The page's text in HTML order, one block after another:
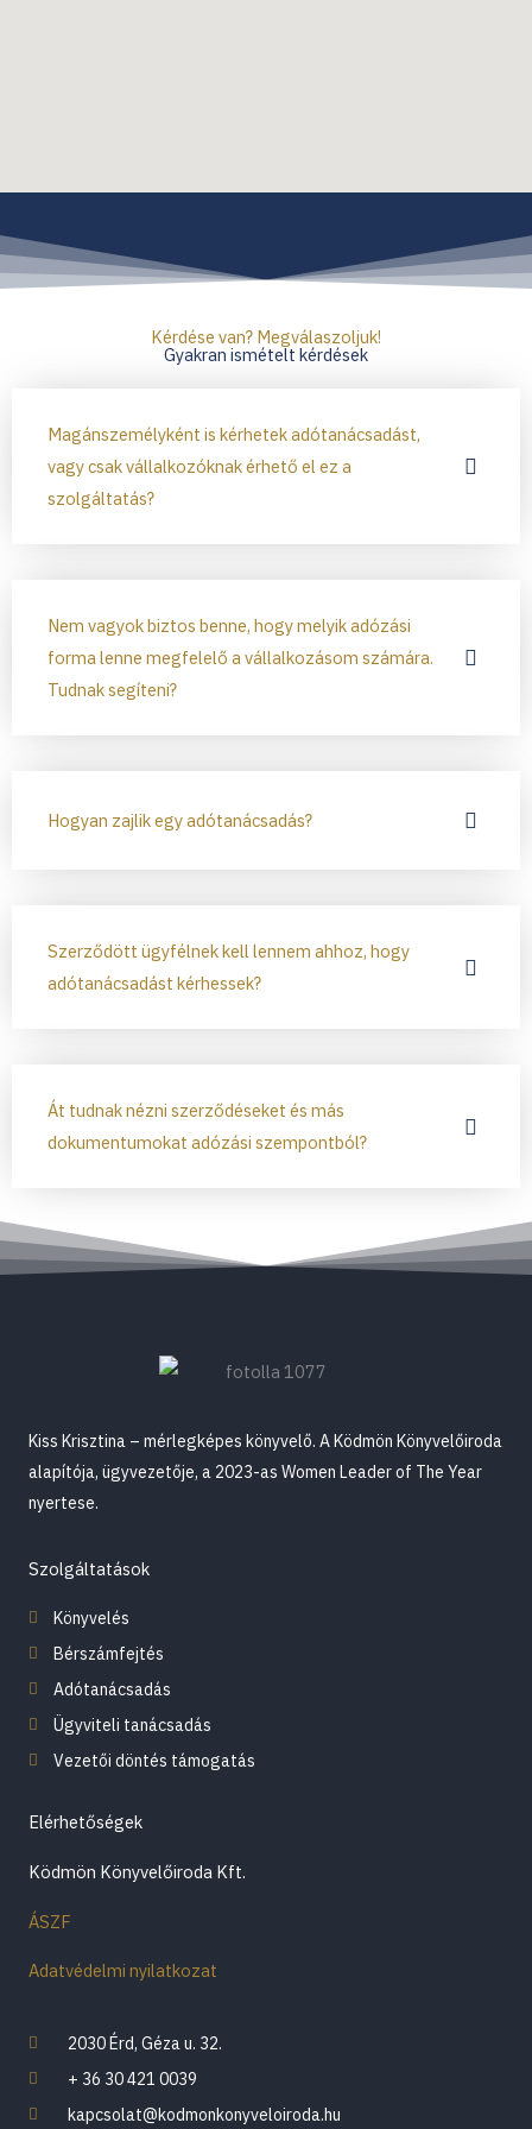
Kérdése van? Megválaszoljuk!
Gyakran ismételt kérdések
Magánszemélyként is kérhetek adótanácsadást,
vagy csak vállalkozóknak érhető el ez a
szolgáltatás?
Nem vagyok biztos benne, hogy melyik adózási
forma lenne megfelelő a vállalkozásom számára.
Tudnak segíteni?
Hogyan zajlik egy adótanácsadás?
Szerződött ügyfélnek kell lennem ahhoz, hogy
adótanácsadást kérhessek?
Át tudnak nézni szerződéseket és más
dokumentumokat adózási szempontból?
Kiss Krisztina – mérlegképes könyvelő. A Ködmön Könyvelőiroda
alapítója, ügyvezetője, a 2023-as Women Leader of The Year
nyertese.
Szolgáltatások
Könyvelés
Bérszámfejtés
Adótanácsadás
Ügyviteli tanácsadás
Vezetői döntés támogatás
Elérhetőségek
Ködmön Könyvelőiroda Kft.
ÁSZF
Adatvédelmi nyilatkozat
2030 Érd, Géza u. 32.
+ 36 30 421 0039
kapcsolat@kodmonkonyveloiroda.hu